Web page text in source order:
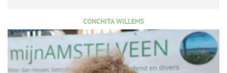
CONCHITA WILLEMS